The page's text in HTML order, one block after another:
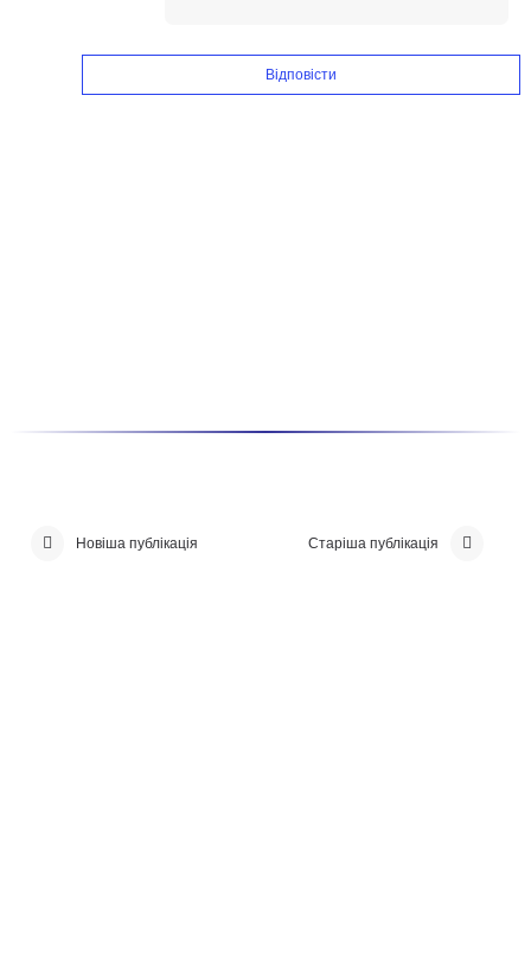
Відповісти
Новіша публікація Старіша публікація